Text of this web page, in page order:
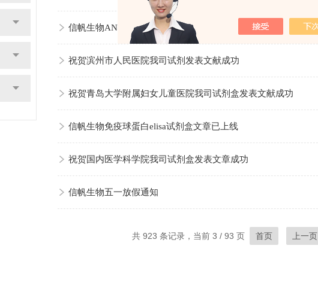
信帆生物ANNEXIN V- FITC/PI 凋亡检测试剂盒相关文章已上线
祝贺滨州市人民医院我司试剂发表文献成功
祝贺青岛大学附属妇女儿童医院我司试剂盒发表文献成功
信帆生物免疫球蛋白elisa试剂盒文章已上线
祝贺国内医学科学院我司试剂盒发表文章成功
信帆生物五一放假通知
共 923 条记录，当前 3 / 93 页 首页 上一页